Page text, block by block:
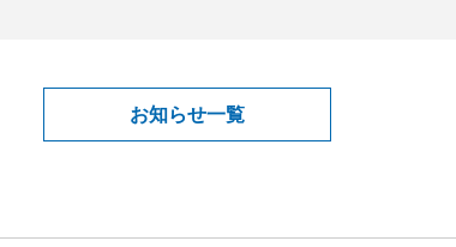
お知らせ一覧